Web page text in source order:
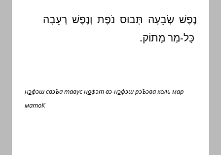
נֶפֶשׁ שְׂבֵעָה תָּבוּס נֹפֶת וְנֶפֶשׁ רְעֵבָה
כָּל-מַר מָתוֹק.
нэфэш свэЪа тавус нофэт вэ-нэфэш рэЪэва коль мар
матоК